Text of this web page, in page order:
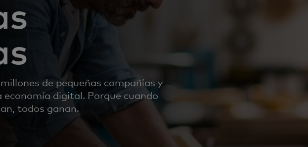
de pequeñas compañías y
digital. Porque cuando
todos ganan.